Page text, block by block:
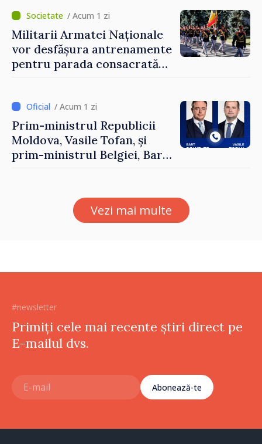
Forumul Diasporei
/ Acum 1 zi
Militarii Armatei Naționale
vor desfășura antrenamente
pentru parada consacrată
/ Acum 1 zi
Prim-ministrul Republicii
Moldova, Vasile Tofan, și
prim-ministrul Belgiei, Bart
al Republicii Moldova.
Vezi mai multe
#newsletter
Primiți cele mai recente știri direct pe
E-mailul dvs.
Abonează-te